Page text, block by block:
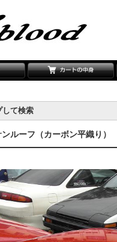
して検索
ルーフ（カーボン平織り）